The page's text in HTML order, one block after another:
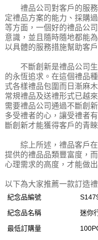
禮品公司對客戶的服務
定禮品方案的能力、採購
等方面，一個好的禮品公
意識，並且隨時隨地都能
以具體的服務措施幫助客
不斷創新是禮品公司生
的永恆追求。在這個禮品
式各樣禮品包圍而日漸麻
常規禮品及送禮形式已越
需要禮品公司通過不斷創
多受禮者的心，讓受禮者
斷創新才能獲得客戶的青
綜上所述，禮品客戶在
提供的禮品品類豐富度，
心理需求的高度，才能做
以下為大家推薦一款訂造禮
紀念品編號
紀念品名稱
迷你
最低訂購量